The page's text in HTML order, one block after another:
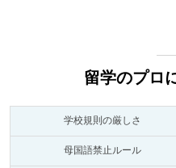
留学のプロ
学校規則の厳しさ
母国語禁止ルール